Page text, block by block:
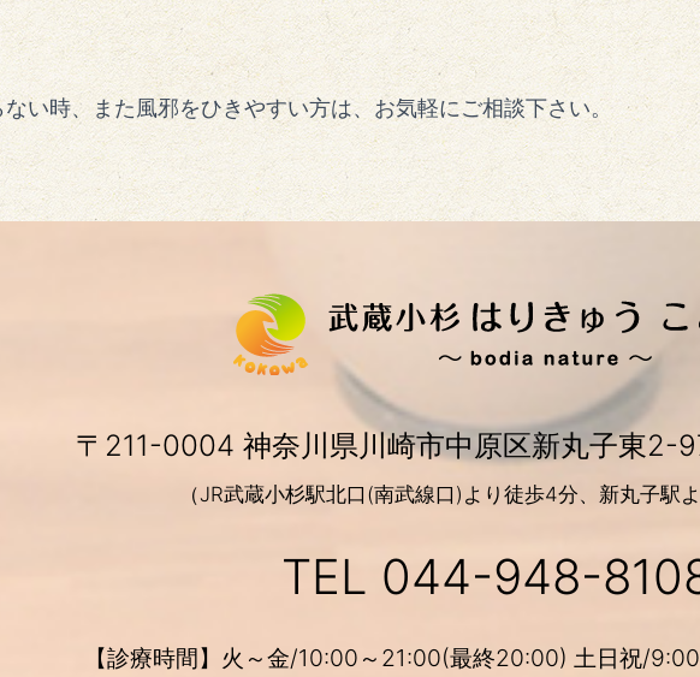
い時、また風邪をひきやすい方は、お気軽にご相談下さい。
〒211-0004 神奈川県川崎市中原区新丸子東2-
（JR武蔵小杉駅北口(南武線口)より徒歩4分、 新丸子駅
TEL 044-948-
【診療時間】火～金/10:00～21:00(最終20:00) 土日祝/